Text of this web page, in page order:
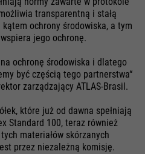
status zgody
w połączeniu z plikiem
w celu ustalenia,
był na nowej
transparentną i stałą
ochrony środowiska, a tym
jego ochronę.
na ochronę środowiska i dlatego
być częścią tego partnerstwa“
zarządzający ATLAS-Brasil.
które już od dawna spełniają
Standard 100, teraz również
materiałów skórzanych
przez niezależną komisję.